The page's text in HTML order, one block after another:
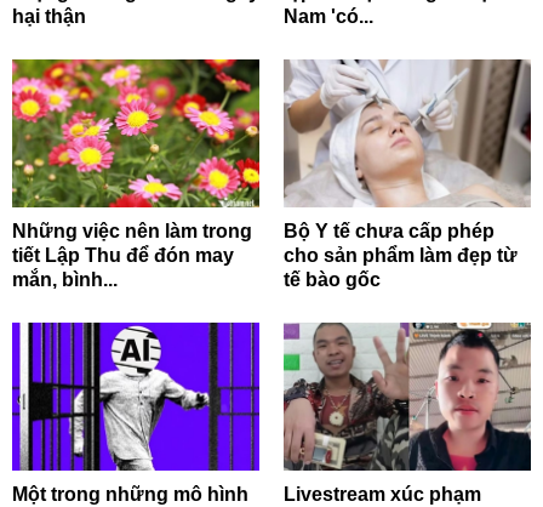
hại thận
Nam 'có...
Những việc nên làm trong
tiết Lập Thu để đón may
mắn, bình...
Bộ Y tế chưa cấp phép
cho sản phẩm làm đẹp từ
tế bào gốc
Một trong những mô hình
Livestream xúc phạm